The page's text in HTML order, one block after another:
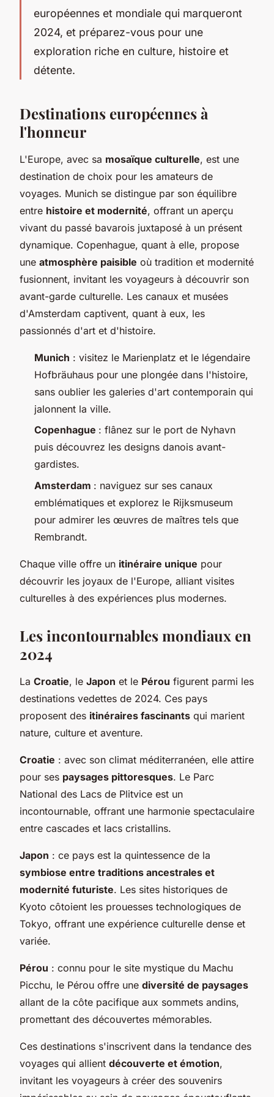
européennes et mondiale qui marqueront
2024, et préparez-vous pour une
exploration riche en culture, histoire et
détente.
Destinations européennes à
l'honneur
L'Europe, avec sa mosaïque culturelle, est une
destination de choix pour les amateurs de
voyages. Munich se distingue par son équilibre
entre histoire et modernité, offrant un aperçu
vivant du passé bavarois juxtaposé à un présent
dynamique. Copenhague, quant à elle, propose
une atmosphère paisible où tradition et modernité
fusionnent, invitant les voyageurs à découvrir son
avant-garde culturelle. Les canaux et musées
d'Amsterdam captivent, quant à eux, les
passionnés d'art et d'histoire.
Munich : visitez le Marienplatz et le légendaire
Hofbräuhaus pour une plongée dans l'histoire,
sans oublier les galeries d'art contemporain qui
jalonnent la ville.
Copenhague : flânez sur le port de Nyhavn
puis découvrez les designs danois avant-
gardistes.
Amsterdam : naviguez sur ses canaux
emblématiques et explorez le Rijksmuseum
pour admirer les œuvres de maîtres tels que
Rembrandt.
Chaque ville offre un itinéraire unique pour
découvrir les joyaux de l'Europe, alliant visites
culturelles à des expériences plus modernes.
Les incontournables mondiaux en
2024
La Croatie, le Japon et le Pérou figurent parmi les
destinations vedettes de 2024. Ces pays
proposent des itinéraires fascinants qui marient
nature, culture et aventure.
Croatie : avec son climat méditerranéen, elle attire
pour ses paysages pittoresques. Le Parc
National des Lacs de Plitvice est un
incontournable, offrant une harmonie spectaculaire
entre cascades et lacs cristallins.
Japon : ce pays est la quintessence de la
symbiose entre traditions ancestrales et
modernité futuriste. Les sites historiques de
Kyoto côtoient les prouesses technologiques de
Tokyo, offrant une expérience culturelle dense et
variée.
Pérou : connu pour le site mystique du Machu
Picchu, le Pérou offre une diversité de paysages
allant de la côte pacifique aux sommets andins,
promettant des découvertes mémorables.
Ces destinations s'inscrivent dans la tendance des
voyages qui allient découverte et émotion,
invitant les voyageurs à créer des souvenirs